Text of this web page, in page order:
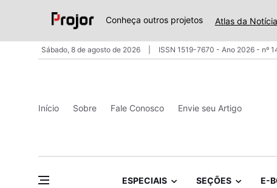
Conheça outros projetos Atlas da Notícia
Sábado, 8 de agosto de 2026 ISSN 1519-7670 - Ano 2026 - nº
Início Sobre Fale Conosco Envie seu Artigo
ESPECIAIS SEÇÕES E-